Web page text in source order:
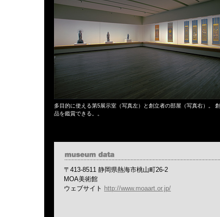
多目的に使える第5展示室（写真左）と創立者の部屋（写真右）。
品を鑑賞できる。。
〒413-8511 静岡県熱海市桃山町26-2
MOA美術館
ウェブサイト http://www.moaart.or.jp/